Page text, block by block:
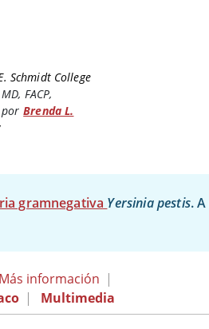
Schmidt College
MD, FACP,
por Brenda L.
gramnegativa Yersinia pestis.
Más información |
| Multimedia